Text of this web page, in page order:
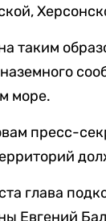
таким
море.
пресс-
глава
Евгений